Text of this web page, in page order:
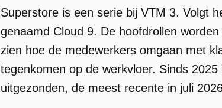
Superstore is een serie bij VTM 3. Volgt
genaamd Cloud 9. De hoofdrollen
zien hoe de medewerkers omgaan met
tegenkomen op de werkvloer. Sinds
uitgezonden, de meest recente in juli